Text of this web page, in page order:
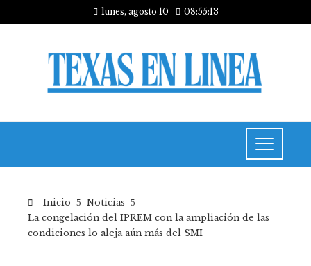
lunes, agosto 10 08:55:14
Inicio
Noticias
La congelación del IPREM con la ampliación de las
condiciones lo aleja aún más del SMI